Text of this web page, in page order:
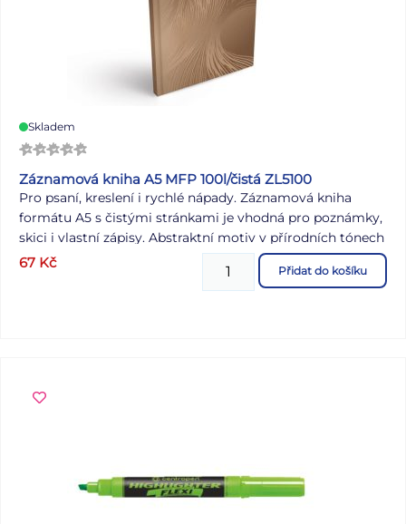
Skladem
Záznamová kniha A5 MFP 100l/čistá ZL5100
Pro psaní, kreslení i rychlé nápady. Záznamová kniha
formátu A5 s čistými stránkami je vhodná pro poznámky,
skici i vlastní zápisy. Abstraktní motiv v přírodních tónech
vytváří zajímavý detail obálky a pevné desky pomáhají
chránit obsah při přenášení. Vazba: V8 Motiv: listy Formát:
67 Kč Přidat do košíku